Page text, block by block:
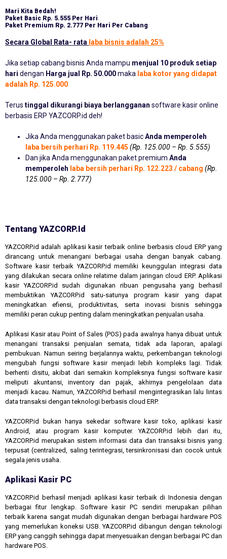
Mari Kita Bedah!
Paket Basic Rp. 5.555 Per Hari
Paket Premium Rp. 2.777 Per Hari Per Cabang
Secara Global Rata- rata laba bisnis adalah 25%
Jika setiap cabang bisnis Anda mampu menjual 10 produk setiap
hari dengan Harga jual Rp. 50.000maka laba kotor yang didapat
adalah Rp. 125.000
Terus tinggal dikurangi biaya berlangganan software kasir online
berbasis ERP YAZCORP.id deh!
Jika Anda menggunakan paket basicAnda memperoleh
laba bersih perhari Rp. 119.445 (Rp. 125.000 – Rp. 5.555)
Dan jika Anda menggunakan paket premium Anda
memperoleh laba bersih perhari Rp. 122.223 / cabang (Rp.
125.000 – Rp. 2.777)
Tentang YAZCORP.id
YAZCORP.id adalah aplikasi kasir terbaik online berbasis cloud ERP yang
dirancang untuk menangani berbagai usaha dengan banyak cabang.
Software kasir terbaik YAZCORP.id memiliki keunggulan integrasi data
yang dilakukan secara online relatime dalam jaringan cloud ERP. Aplikasi
kasir YAZCORP.id sudah digunakan ribuan pengusaha yang berhasil
membuktikan YAZCORP.id satu-satunya program kasir yang dapat
meningkatkan efiensi, produktivitas, serta inovasi bisnis sehingga
memiliki peran cukup penting dalam meningkatkan penjualan usaha.
Aplikasi Kasir atau Point of Sales (POS) pada awalnya hanya dibuat untuk
menangani transaksi penjualan semata, tidak ada laporan, apalagi
pembukuan. Namun seiring berjalannya waktu, perkembangan teknologi
mengubah fungsi software kasir menjadi lebih kompleks lagi. Tidak
berhenti disitu, akibat dari semakin kompleksnya fungsi software kasir
meliputi akuntansi, inventory dan pajak, akhirnya pengelolaan data
menjadi kacau. Namun, YAZCORP.id berhasil mengintegrasikan lalu lintas
data transaksi dengan teknologi berbasis cloud ERP.
YAZCORP.id bukan hanya sekedar software kasir toko, aplikasi kasir
Android, atau program kasir komputer. YAZCORP.id lebih dari itu,
YAZCORP.id merupakan sistem informasi data dan transaksi bisnis yang
terpusat (centralized, saling terintegrasi, tersinkronisasi dan cocok untuk
segala jenis usaha.
Aplikasi Kasir PC
YAZCORP.id berhasil menjadi aplikasi kasir terbaik di Indonesia dengan
berbagai fitur lengkap. Software kasir PC sendiri merupakan pilihan
terbaik karena sangat mudah digunakan dengan berbagai hardware POS
yang memerlukan koneksi USB. YAZCORP.id dibangun dengan teknologi
ERP yang canggih sehingga dapat menyesuaikan dengan berbagai PC dan
hardware POS.